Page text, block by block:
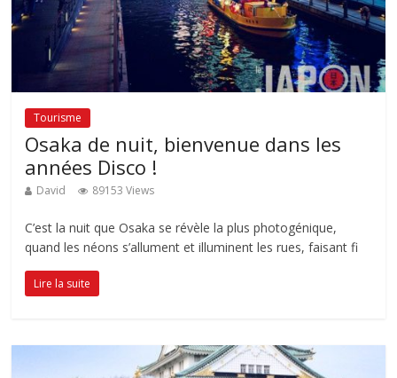
Tourisme
Osaka de nuit, bienvenue dans les
années Disco !
David 89153 Views
C’est la nuit que Osaka se révèle la plus photogénique,
quand les néons s’allument et illuminent les rues, faisant fi
Lire la suite